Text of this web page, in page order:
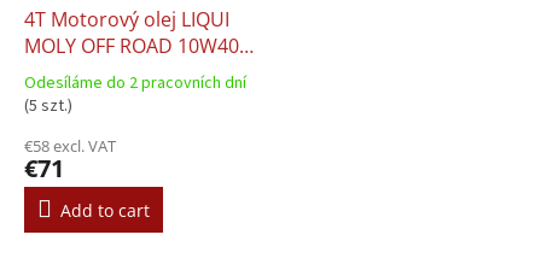
4T Motorový olej LIQUI
MOLY OFF ROAD 10W40
(4l)
Odesíláme do 2 pracovních dní
(5 szt.)
€58 excl. VAT
€71
Add to cart